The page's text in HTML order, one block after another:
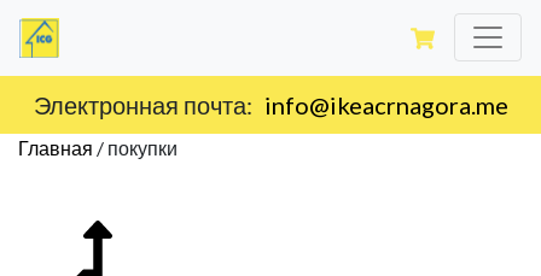
Электронная почта: info@ikeacrnagora.me
Главная / покупки